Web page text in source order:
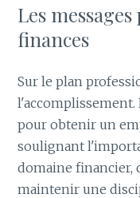
Les
finances
Sur le plan
pour obtenir un
soulignant
domaine financier,
maintenir une